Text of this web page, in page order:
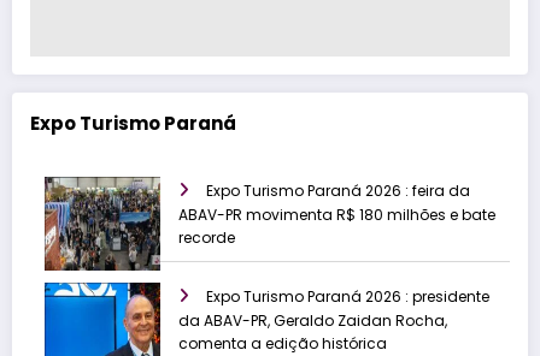
Expo Turismo Paraná
Expo Turismo Paraná 2026 : feira da
ABAV-PR movimenta R$ 180 milhões e bate
recorde
Expo Turismo Paraná 2026 : presidente
da ABAV-PR, Geraldo Zaidan Rocha,
comenta a edição histórica